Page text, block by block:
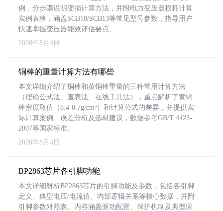
例，分步骤说明变损计算方法，并附电力变压器损耗计算
实例表格，涵盖SCB10/SCB13等常见型号参数，指导用户
快速掌握变压器能效评估要点。
2026年8月4日
铜棒的重量计算方法有哪些
本文详细介绍了铜棒和黄铜棒重量的三种常用计算方法
（理论公式法、查表法、在线工具法），重点解析了黄铜
棒密度取值（8.4-8.7g/cm³）和计算公式的差异，并提供实
际计算案例、误差分析及选材建议，数据参考GB/T 4423-
2007等国家标准。
2026年8月4日
BP2863芯片各引脚功能
本文详细解析BP2863芯片的引脚功能及参数，包括各引脚
定义、典型电压/电流值、内部逻辑关系等核心数据，并附
引脚参数对照表。内容涵盖驱动配置、保护机制及典型应